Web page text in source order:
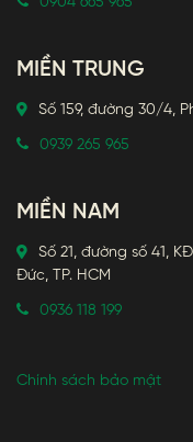
MIỀN TRUNG
Số 159, đường 30/4,
0939 265 965
MIỀN NAM
Số 21, đường số 41,
Đức, TP. HCM
0936 118 199
Chính sách bảo mật